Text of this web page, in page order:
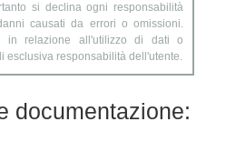
si declina ogni responsabilità
causati da errori o omissioni.
in relazione all'utilizzo di dati o
esclusiva responsabilità dell'utente.
documentazione: